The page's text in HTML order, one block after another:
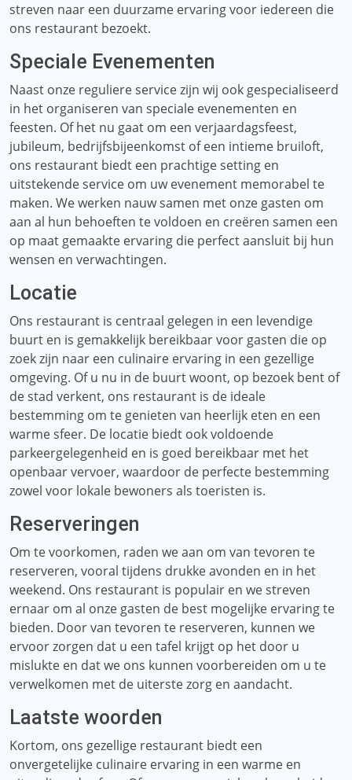
streven naar een duurzame ervaring voor iedereen die
ons restaurant bezoekt.
Speciale Evenementen
Naast onze reguliere service zijn wij ook gespecialiseerd
in het organiseren van speciale evenementen en
feesten. Of het nu gaat om een ​​verjaardagsfeest,
jubileum, bedrijfsbijeenkomst of een intieme bruiloft,
ons restaurant biedt een prachtige setting en
uitstekende service om uw evenement memorabel te
maken. We werken nauw samen met onze gasten om
aan al hun behoeften te voldoen en creëren samen een
op maat gemaakte ervaring die perfect aansluit bij hun
wensen en verwachtingen.
Locatie
Ons restaurant is centraal gelegen in een levendige
buurt en is gemakkelijk bereikbaar voor gasten die op
zoek zijn naar een culinaire ervaring in een gezellige
omgeving. Of u nu in de buurt woont, op bezoek bent of
de stad verkent, ons restaurant is de ideale
bestemming om te genieten van heerlijk eten en een
warme sfeer. De locatie biedt ook voldoende
parkeergelegenheid en is goed bereikbaar met het
openbaar vervoer, waardoor de perfecte bestemming
zowel voor lokale bewoners als toeristen is.
Reserveringen
Om te voorkomen, raden we aan om van tevoren te
reserveren, vooral tijdens drukke avonden en in het
weekend. Ons restaurant is populair en we streven
ernaar om al onze gasten de best mogelijke ervaring te
bieden. Door van tevoren te reserveren, kunnen we
ervoor zorgen dat u een tafel krijgt op het door u
mislukte en dat we ons kunnen voorbereiden om u te
verwelkomen met de uiterste zorg en aandacht.
Laatste woorden
Kortom, ons gezellige restaurant biedt een
onvergetelijke culinaire ervaring in een warme en